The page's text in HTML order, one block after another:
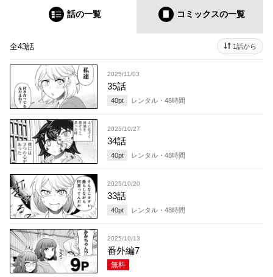
話の一覧 コミックスの一覧
全43話 1話から
2025/11/03
35話
40pt レンタル・ 48時間
2025/10/27
34話
40pt レンタル・ 48時間
2025/10/20
33話
40pt レンタル・ 48時間
2025/10/13
番外編7
無料